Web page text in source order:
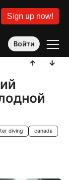
Sign up now!
Войти
diving canada